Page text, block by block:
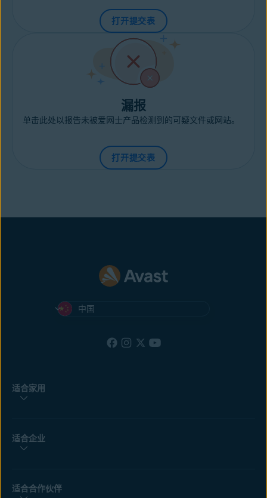
打开提交表
漏报
单击此处以报告未被爱网士产品检测到的可疑文件或网站。
打开提交表
中国
适合家用
适合企业
适合合作伙伴